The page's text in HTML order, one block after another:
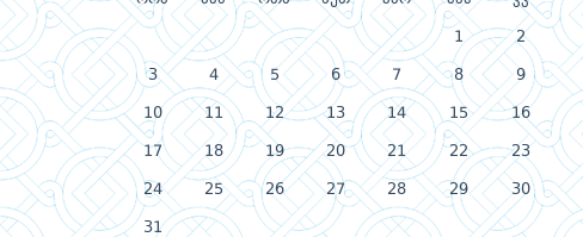
1 2
3 4 5 6 7 8 9
10 11 12 13 14 15 16
17 18 19 20 21 22 23
24 25 26 27 28 29 30
31